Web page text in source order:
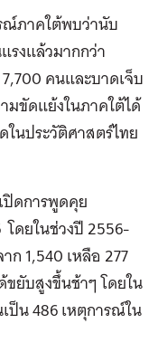
ณ์ภาคใต้พบว่านับ
รงแล้วมากกว่า
คนและบาดเจ็บ
มขัดแย้งในภาคใต้ได้
นประวัติศาสตร์ไทย
ปิดการพูดคุย
ดยในช่วงปี 2556-
ก 1,540 เหลือ 277
ขยับสูงขึ้นช้าๆ โดยใน
ป็น 486 เหตุการณ์ใน